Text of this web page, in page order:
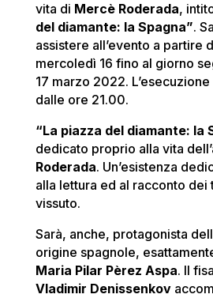
vita di Mercè Roderada,
del diamante: la Spagna”.
assistere all’evento a partire
mercoledì 16 fino al giorno
17 marzo 2022.
dalle ore 21.00.
“La piazza del diamante: la
dedicato proprio alla vita
Roderada. Un’esistenza
alla lettura ed al racconto dei
vissuto.
Sarà, anche, protagonista
origine spagnole,
Maria Pilar Pèrez Aspa. Il
Vladimir Denissenkov